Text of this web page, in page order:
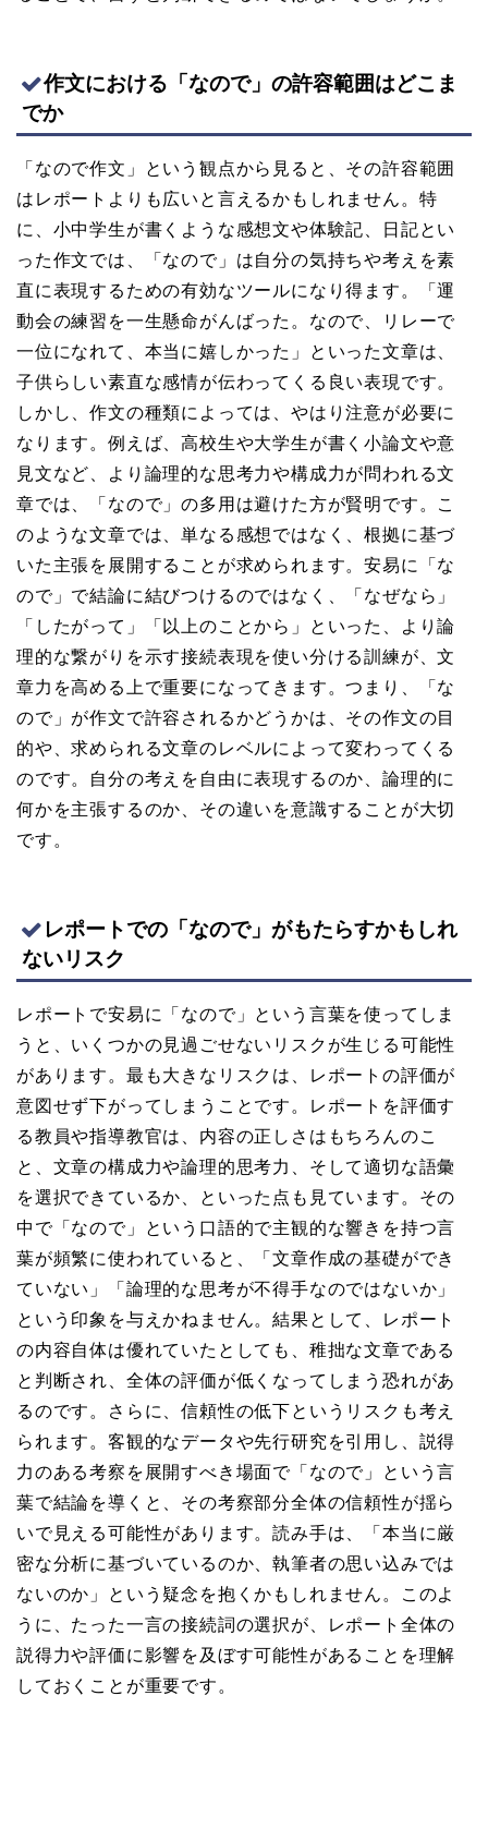
作文における「なので」の許容範囲はどこま
でか
「なので作文」という観点から見ると、その許容範囲
はレポートよりも広いと言えるかもしれません。特
に、小中学生が書くような感想文や体験記、日記とい
った作文では、「なので」は自分の気持ちや考えを素
直に表現するための有効なツールになり得ます。「運
動会の練習を一生懸命がんばった。なので、リレーで
一位になれて、本当に嬉しかった」といった文章は、
子供らしい素直な感情が伝わってくる良い表現です。
しかし、作文の種類によっては、やはり注意が必要に
なります。例えば、高校生や大学生が書く小論文や意
見文など、より論理的な思考力や構成力が問われる文
章では、「なので」の多用は避けた方が賢明です。こ
のような文章では、単なる感想ではなく、根拠に基づ
いた主張を展開することが求められます。安易に「な
ので」で結論に結びつけるのではなく、「なぜなら」
「したがって」「以上のことから」といった、より論
理的な繋がりを示す接続表現を使い分ける訓練が、文
章力を高める上で重要になってきます。つまり、「な
ので」が作文で許容されるかどうかは、その作文の目
的や、求められる文章のレベルによって変わってくる
のです。自分の考えを自由に表現するのか、論理的に
何かを主張するのか、その違いを意識することが大切
です。
レポートでの「なので」がもたらすかもしれ
ないリスク
レポートで安易に「なので」という言葉を使ってしま
うと、いくつかの見過ごせないリスクが生じる可能性
があります。最も大きなリスクは、レポートの評価が
意図せず下がってしまうことです。レポートを評価す
る教員や指導教官は、内容の正しさはもちろんのこ
と、文章の構成力や論理的思考力、そして適切な語彙
を選択できているか、といった点も見ています。その
中で「なので」という口語的で主観的な響きを持つ言
葉が頻繁に使われていると、「文章作成の基礎ができ
ていない」「論理的な思考が不得手なのではないか」
という印象を与えかねません。結果として、レポート
の内容自体は優れていたとしても、稚拙な文章である
と判断され、全体の評価が低くなってしまう恐れがあ
るのです。さらに、信頼性の低下というリスクも考え
られます。客観的なデータや先行研究を引用し、説得
力のある考察を展開すべき場面で「なので」という言
葉で結論を導くと、その考察部分全体の信頼性が揺ら
いで見える可能性があります。読み手は、「本当に厳
密な分析に基づいているのか、執筆者の思い込みでは
ないのか」という疑念を抱くかもしれません。このよ
うに、たった一言の接続詞の選択が、レポート全体の
説得力や評価に影響を及ぼす可能性があることを理解
しておくことが重要です。